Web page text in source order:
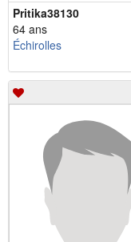
Pritika38130
64 ans
Échirolles